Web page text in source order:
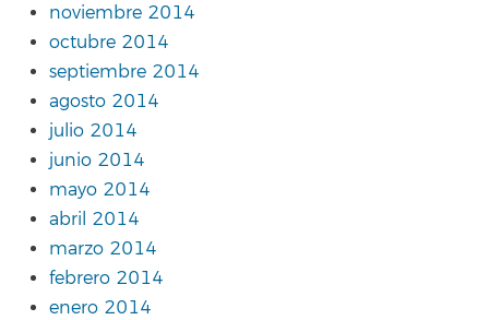
noviembre 2014
octubre 2014
septiembre 2014
agosto 2014
julio 2014
junio 2014
mayo 2014
abril 2014
marzo 2014
febrero 2014
enero 2014